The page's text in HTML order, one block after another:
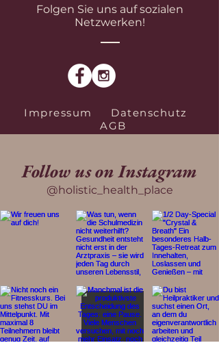
Folgen Sie uns auf sozialen
Netzwerken!
Impressum
Datenschutz
AGB
Follow us on Instagram
@holistic_health_place